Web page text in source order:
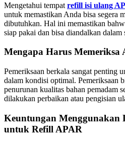
Mengetahui tempat refill isi ulang
untuk memastikan Anda bisa segera
dibutuhkan. Hal ini memastikan
siap pakai dan bisa diandalkan dalam
Mengapa Harus Memeriksa
Pemeriksaan berkala sangat penting
dalam kondisi optimal. Pemeriksaan
penurunan kualitas bahan pemadam
dilakukan perbaikan atau pengisian
Keuntungan Menggunakan
untuk Refill APAR